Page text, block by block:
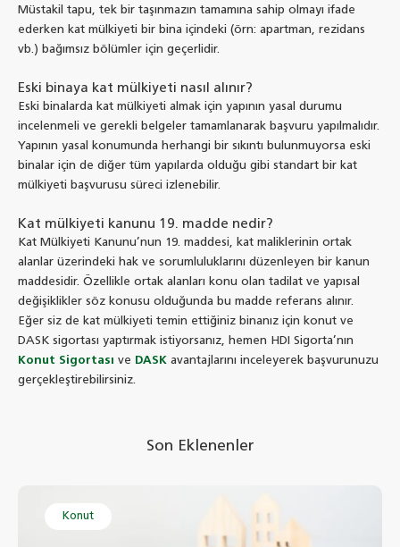
Müstakil tapu, tek bir taşınmazın tamamına sahip olmayı ifade
ederken kat mülkiyeti bir bina içindeki (örn: apartman, rezidans
vb.) bağımsız bölümler için geçerlidir.
Eski binaya kat mülkiyeti nasıl alınır?
Eski binalarda kat mülkiyeti almak için yapının yasal durumu
incelenmeli ve gerekli belgeler tamamlanarak başvuru yapılmalıdır.
Yapının yasal konumunda herhangi bir sıkıntı bulunmuyorsa eski
binalar için de diğer tüm yapılarda olduğu gibi standart bir kat
mülkiyeti başvurusu süreci izlenebilir.
Kat mülkiyeti kanunu 19. madde nedir?
Kat Mülkiyeti Kanunu’nun 19. maddesi, kat maliklerinin ortak
alanlar üzerindeki hak ve sorumluluklarını düzenleyen bir kanun
maddesidir. Özellikle ortak alanları konu olan tadilat ve yapısal
değişiklikler söz konusu olduğunda bu madde referans alınır.
Eğer siz de kat mülkiyeti temin ettiğiniz binanız için konut ve
DASK sigortası yaptırmak istiyorsanız, hemen HDI Sigorta’nın
Konut Sigortası ve DASK avantajlarını inceleyerek başvurunuzu
gerçekleştirebilirsiniz.
Son Eklenenler
Konut